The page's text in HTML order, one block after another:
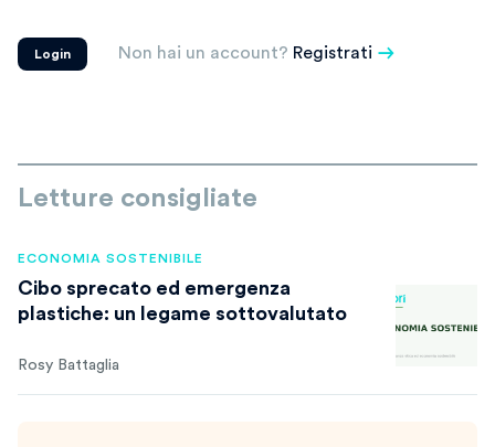
Login Non hai un account? Registrati
Letture consigliate
ECONOMIA SOSTENIBILE
Cibo sprecato ed emergenza
plastiche: un legame sottovalutato
Rosy Battaglia